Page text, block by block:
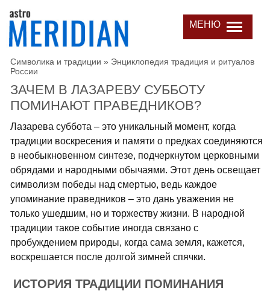
МЕНЮ
Символика и традиции » Энциклопедия традиция и ритуалов
России
ЗАЧЕМ В ЛАЗАРЕВУ СУББОТУ
ПОМИНАЮТ ПРАВЕДНИКОВ?
Лазарева суббота – это уникальный момент, когда
традиции воскресения и памяти о предках соединяются
в необыкновенном синтезе, подчеркнутом церковными
обрядами и народными обычаями. Этот день освещает
символизм победы над смертью, ведь каждое
упоминание праведников – это дань уважения не
только ушедшим, но и торжеству жизни. В народной
традиции такое событие иногда связано с
пробуждением природы, когда сама земля, кажется,
воскрешается после долгой зимней спячки.
ИСТОРИЯ ТРАДИЦИИ ПОМИНАНИЯ